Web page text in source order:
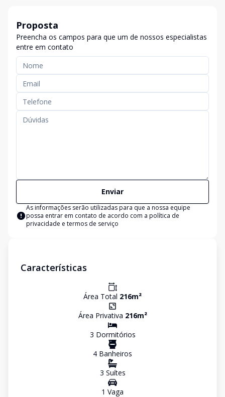
Proposta
Preencha os campos para que um de nossos especialistas
entre em contato
Enviar
As informações serão utilizadas para que a nossa equipe
possa entrar em contato de acordo com a política de
privacidade e termos de serviço
Características
Área Total 216m²
Área Privativa 216m²
3 Dormitórios
4 Banheiros
3 Suítes
1 Vaga